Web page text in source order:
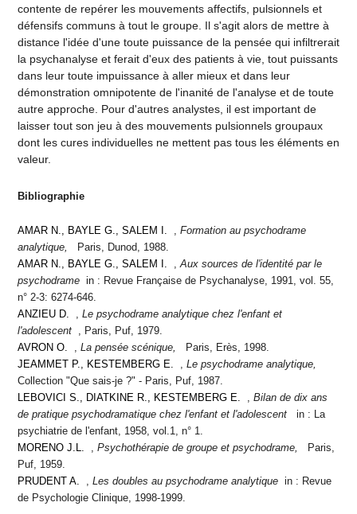
contente de repérer les mouvements affectifs, pulsionnels et
défensifs communs à tout le groupe. Il s'agit alors de mettre à
distance l'idée d'une toute puissance de la pensée qui infiltrerait
la psychanalyse et ferait d'eux des patients à vie, tout puissants
dans leur toute impuissance à aller mieux et dans leur
démonstration omnipotente de l'inanité de l'analyse et de toute
autre approche. Pour d'autres analystes, il est important de
laisser tout son jeu à des mouvements pulsionnels groupaux
dont les cures individuelles ne mettent pas tous les éléments en
valeur.
Bibliographie
AMAR N., BAYLE G., SALEM I. , Formation au psychodrame
analytique,
Paris, Dunod, 1988.
AMAR N., BAYLE G., SALEM I. ,Aux sources de l'identité par le
psychodrame in : Revue Française de Psychanalyse, 1991, vol. 55,
n° 2-3: 6274-646.
ANZIEU D. , Le psychodrame analytique chez l'enfant et
l'adolescent , Paris, Puf, 1979.
AVRON O. , La pensée scénique,
Paris, Erès, 1998.
JEAMMET P., KESTEMBERG E. , Le psychodrame analytique,
Collection "Que sais-je ?" - Paris, Puf, 1987.
LEBOVICI S., DIATKINE R., KESTEMBERG E. , Bilan de dix ans
de pratique psychodramatique chez l'enfant et l'adolescent in : La
psychiatrie de l'enfant, 1958, vol.1, n° 1.
MORENO J.L. , Psychothérapie de groupe et psychodrame,
Paris,
Puf, 1959.
PRUDENT A. , Les doubles au psychodrame analytique in : Revue
de Psychologie Clinique, 1998-1999.